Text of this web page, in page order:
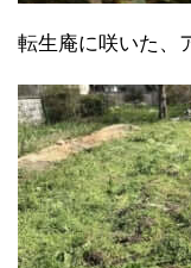
転生庵に咲いた、